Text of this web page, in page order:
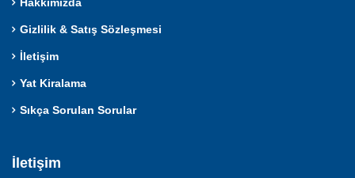
Gizlilik & Satış Sözleşmesi
İletişim
Yat Kiralama
Sıkça Sorulan Sorular
İletişim